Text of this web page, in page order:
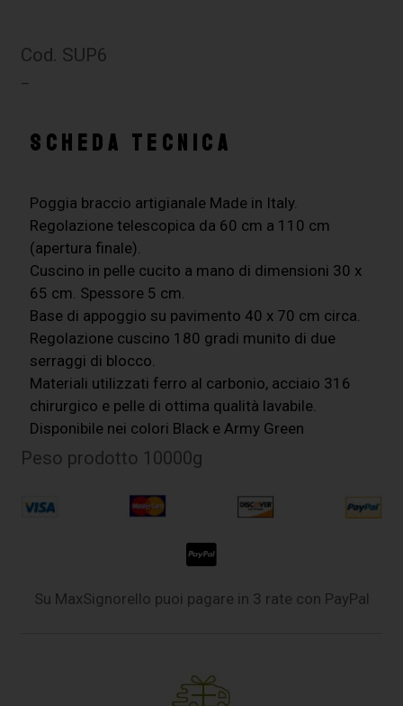
Cod. SUP6
–
SCHEDA TECNICA
Poggia braccio artigianale Made in Italy.
Regolazione telescopica da 60 cm a 110 cm
(apertura finale).
Cuscino in pelle cucito a mano di dimensioni 30 x
65 cm. Spessore 5 cm.
Base di appoggio su pavimento 40 x 70 cm circa.
Regolazione cuscino 180 gradi munito di due
serraggi di blocco.
Materiali utilizzati ferro al carbonio, acciaio 316
chirurgico e pelle di ottima qualità lavabile.
Disponibile nei colori Black e Army Green
Peso prodotto 10000g
Su MaxSignorello puoi pagare in 3 rate con PayPal